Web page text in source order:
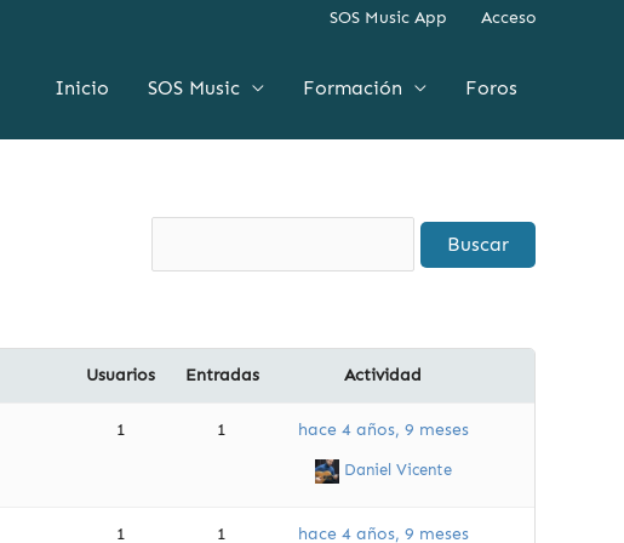
SOS Music App Acceso
Inicio SOS Music Formación Foros
Usuarios Entradas Actividad
1 1 hace 4 años, 9 meses
Daniel Vicente
1 1 hace 4 años, 9 meses